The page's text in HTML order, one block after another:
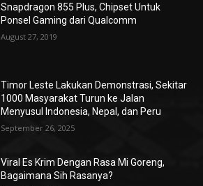
Snapdragon 855 Plus, Chipset Untuk
Ponsel Gaming dari Qualcomm
August 27, 2019
Timor Leste Lakukan Demonstrasi, Sekitar
1000 Masyarakat Turun ke Jalan
Menyusul Indonesia, Nepal, dan Peru
September 26, 2025
Viral Es Krim Dengan Rasa Mi Goreng,
Bagaimana Sih Rasanya?